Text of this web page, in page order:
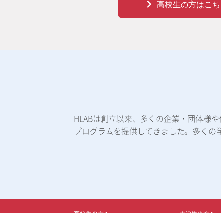
高校生の方はこ
HLABは創立以来、多くの企業・団体様
プログラムを提供してきました。多く